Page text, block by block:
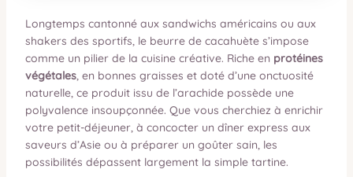
Longtemps cantonné aux sandwichs américains ou aux
shakers des sportifs, le beurre de cacahuète s’impose
comme un pilier de la cuisine créative. Riche en protéines
végétales, en bonnes graisses et doté d’une onctuosité
naturelle, ce produit issu de l’arachide possède une
polyvalence insoupçonnée. Que vous cherchiez à enrichir
votre petit-déjeuner, à concocter un dîner express aux
saveurs d’Asie ou à préparer un goûter sain, les
possibilités dépassent largement la simple tartine.